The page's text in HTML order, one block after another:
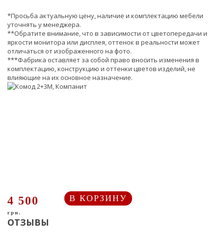
*Просьба актуальную цену, наличие и комплектацию мебели
уточнять у менеджера.
**Обратите внимание, что в зависимости от цветопередачи и
яркости монитора или дисплея, оттенок в реальности может
отличаться от изображенного на фото.
***Фабрика оставляет за собой право вносить изменения в
комплектацию, конструкцию и оттенки цветов изделий, не
влияющие на их основное назначение.
4 500
грн.
В КОРЗИНУ
ОТЗЫВЫ